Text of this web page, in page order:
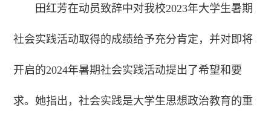
田红芳在动员致辞中对我校2023年大学生暑期
社会实践活动取得的成绩给予充分肯定，并对即将
开启的2024年暑期社会实践活动提出了希望和要
求。她指出，社会实践是大学生思想政治教育的重